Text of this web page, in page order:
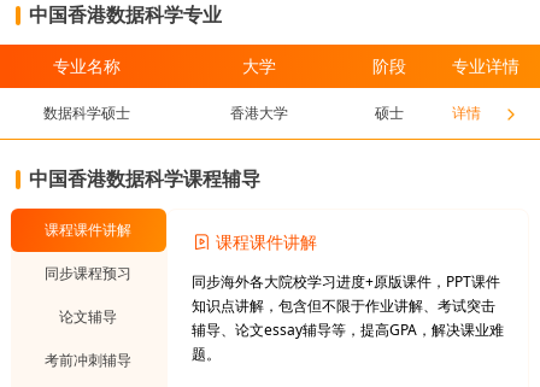
中国香港数据科学专业
专业名称 大学 阶段 专业详情
数据科学硕士 香港大学 硕士 详情
中国香港数据科学课程辅导
课程课件讲解
同步课程预习
论文辅导
考前冲刺辅导
课程课件讲解
同步海外各大院校学习进度+原版课件，PPT课件
知识点讲解，包含但不限于作业讲解、考试突击
辅导、论文essay辅导等，提高GPA，解决课业难
题。